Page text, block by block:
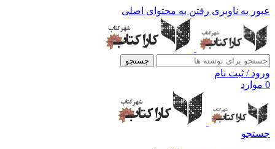
عبور به ناوبری رفتن به محتوای اصلی
جستجو
ورود / ثبت نام
0 موارد
جستجو